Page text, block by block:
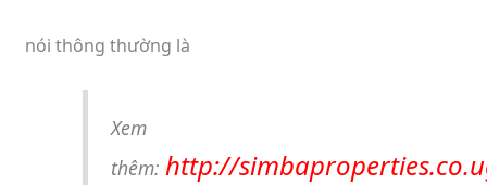
nói thông thường là
Xem
thêm:http://